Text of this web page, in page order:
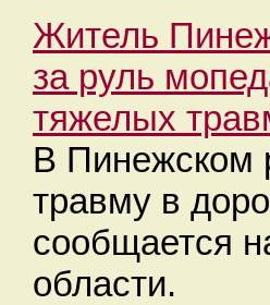
Житель
за руль
тяжелых
В Пинежском
травму в
сообщается
области.